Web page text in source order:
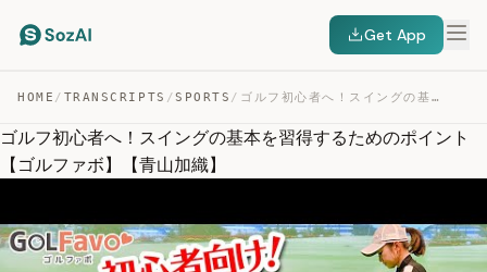
Get App
HOME / TRANSCRIPTS /SPORTS / ゴルフ初心者へ！スイングの基本を習得するためのポイント【ゴルファボ】【青山加織】 — TRANSCRIPT
ゴルフ初心者へ！スイングの基本を習得するためのポイント
【ゴルファボ】【青山加織】